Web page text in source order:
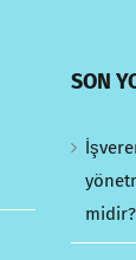
SON
midir?